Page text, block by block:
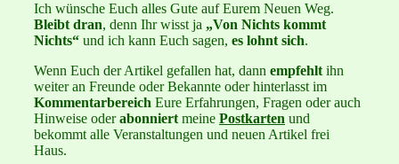
Ich wünsche Euch alles Gute auf Eurem Neuen Weg.
Bleibt dran, denn Ihr wisst ja „Von Nichts kommt
Nichts“ und ich kann Euch sagen, es lohnt sich.
Wenn Euch der Artikel gefallen hat, dann empfehlt ihn
weiter an Freunde oder Bekannte oder hinterlasst im
Kommentarbereich Eure Erfahrungen, Fragen oder auch
Hinweise oderabonniert meine Postkarten und
bekommt alle Veranstaltungen und neuen Artikel frei
Haus.